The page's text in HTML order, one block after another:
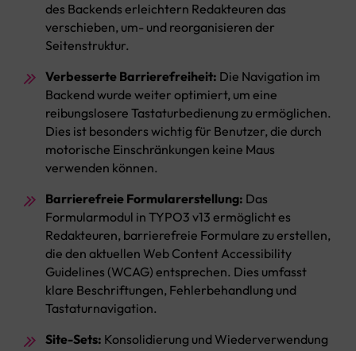
des Backends erleichtern Redakteuren das
verschieben, um- und reorganisieren der
Seitenstruktur.
Verbesserte Barrierefreiheit: Die Navigation im
Backend wurde weiter optimiert, um eine
reibungslosere Tastaturbedienung zu ermöglichen.
Dies ist besonders wichtig für Benutzer, die durch
motorische Einschränkungen keine Maus
verwenden können.
Barrierefreie Formularerstellung: Das
Formularmodul in TYPO3 v13 ermöglicht es
Redakteuren, barrierefreie Formulare zu erstellen,
die den aktuellen Web Content Accessibility
Guidelines (WCAG) entsprechen. Dies umfasst
klare Beschriftungen, Fehlerbehandlung und
Tastaturnavigation.
Site-Sets: Konsolidierung und Wiederverwendung